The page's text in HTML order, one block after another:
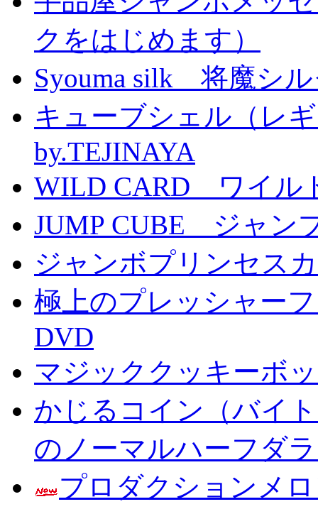
クをはじめます）
Syouma silk 将魔シ
キューブシェル（レ
by.TEJINAYA
WILD CARD ワイル
JUMP CUBE ジャン
ジャンボプリンセス
極上のプレッシャー
DVD
マジッククッキーボ
かじるコイン（バイ
のノーマルハーフダ
プロダクションメ